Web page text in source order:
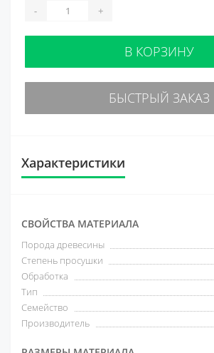
- +
В КОРЗИНУ
БЫСТРЫЙ ЗАКАЗ
Характеристики
СВОЙСТВА МАТЕРИАЛА
Порода древесины
Степень просушки
Обработка
Тип
Семейство
Производитель